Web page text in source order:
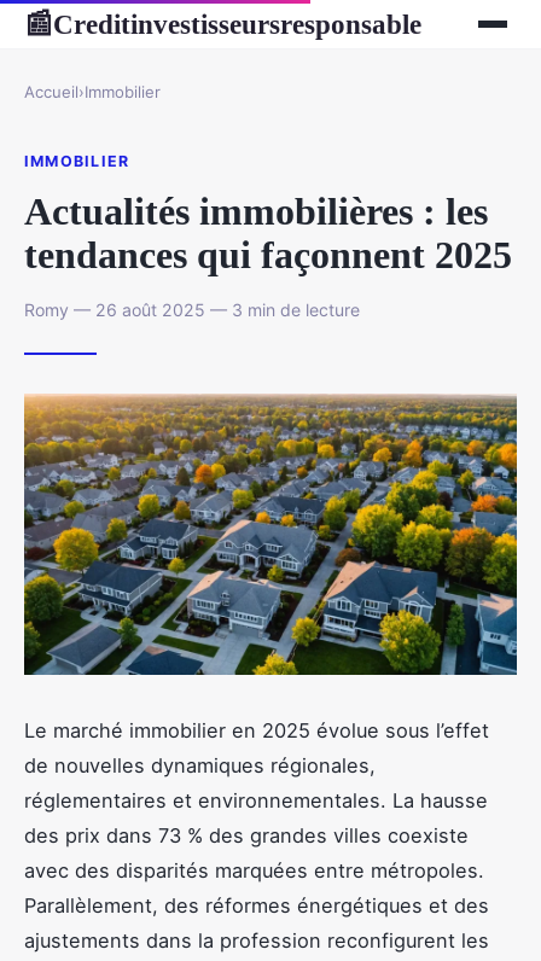
📰Creditinvestisseursresponsable
Accueil›Immobilier
IMMOBILIER
Actualités immobilières : les
tendances qui façonnent 2025
Romy — 26 août 2025 — 3 min de lecture
Le marché immobilier en 2025 évolue sous l’effet
de nouvelles dynamiques régionales,
réglementaires et environnementales. La hausse
des prix dans 73 % des grandes villes coexiste
avec des disparités marquées entre métropoles.
Parallèlement, des réformes énergétiques et des
ajustements dans la profession reconfigurent les